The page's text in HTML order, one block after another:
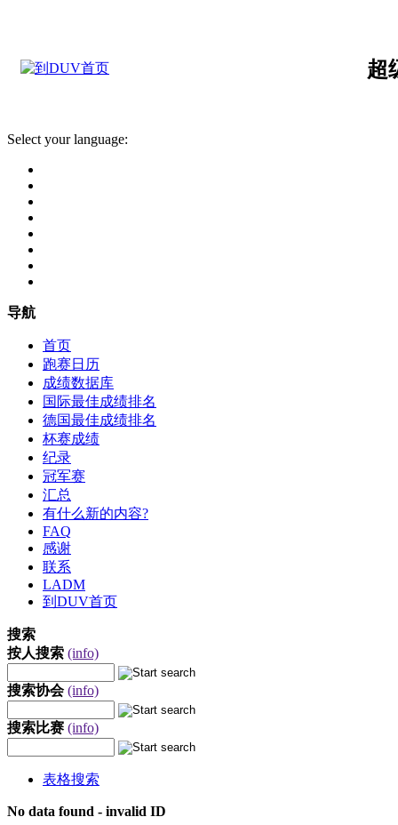
超
Select your language:
导航
首页
跑赛日历
成绩数据库
国际最佳成绩排名
德国最佳成绩排名
杯赛成绩
纪录
冠军赛
汇总
有什么新的内容?
FAQ
感谢
联系
LADM
到DUV首页
搜索
按人搜索 (info)
搜索协会 (info)
搜索比赛 (info)
表格搜索
No data found - invalid ID